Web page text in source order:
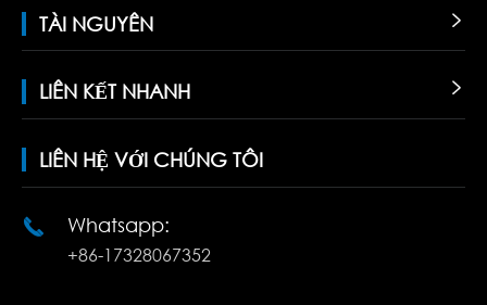
TÀI NGUYÊN 
LIÊN KẾT NHANH 
LIÊN HỆ VỚI CHÚNG TÔI
 Whatsapp:
+86-17328067352